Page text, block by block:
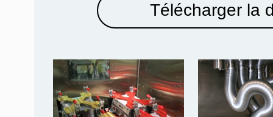
Télécharger la